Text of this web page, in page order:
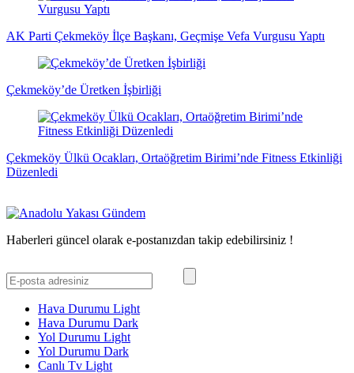
AK Parti Çekmeköy İlçe Başkanı, Geçmişe Vefa Vurgusu Yaptı
Çekmeköy’de Üretken İşbirliği
Çekmeköy Ülkü Ocakları, Ortaöğretim Birimi’nde Fitness Etkinliği
Düzenledi
Haberleri güncel olarak e-postanızdan takip edebilirsiniz !
Hava Durumu Light
Hava Durumu Dark
Yol Durumu Light
Yol Durumu Dark
Canlı Tv Light